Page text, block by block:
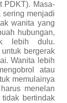
PDKT). Masa-
sering menjadi
wanita yang
hubungan,
lebih dulu.
bergerak
Wanita lebih
atau
memulainya
menelan
bertindak